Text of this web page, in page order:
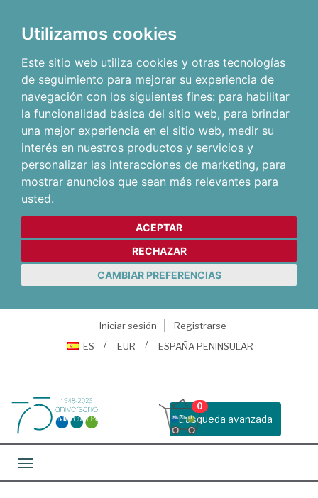
Utilizamos cookies
Este sitio web utiliza cookies y otras tecnologías
de seguimiento para mejorar su experiencia de
navegación con los siguientes fines: para habilitar
la funcionalidad básica del sitio web, para brindar
una mejor experiencia en el sitio web, medir su
interés en nuestros productos y servicios y
personalizar las interacciones de marketing, para
mostrar anuncios que sean más relevantes para
usted.
ACEPTAR
RECHAZAR
CAMBIAR PREFERENCIAS
Iniciar sesión
Registrarse
ES
EUR ESPAÑA PENINSULAR
Busqueda avanzada
0
Toggle navigation